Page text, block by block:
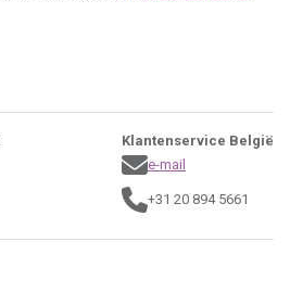
Klantenservice België
e-mail
+31 20 894 5661